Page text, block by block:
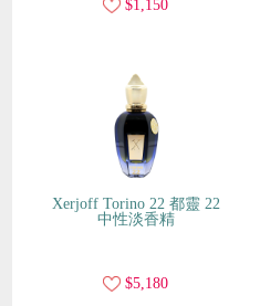
$1,150
Xerjoff Torino 22 都靈 22
中性淡香精
$5,180